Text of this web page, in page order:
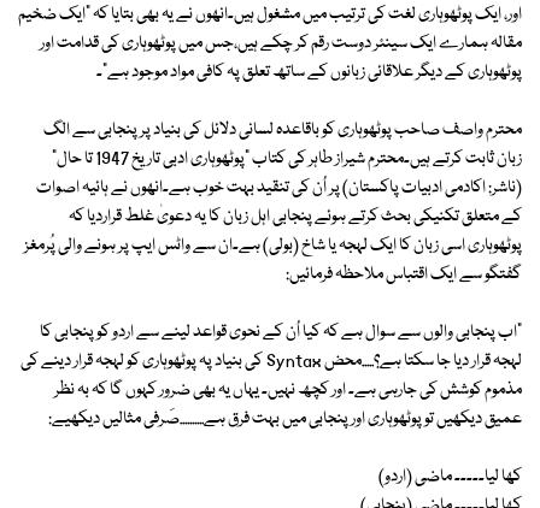
اور، ایک پوٹھوہاری لغت کی ترتیب میں مشغول ہیں۔انھوں نے یہ بھی بتایا کہ "ایک ضخیم
مقالہ ہمارے ایک سینئر دوست رقم کر چکے ہیں،جس میں پوٹھوہاری کی قدامت اور
پوٹھوہاری کے دیگر علاقائی زبانوں کے ساتھ تعلق پہ کافی مواد موجود ہے"۔
محترم واصف صاحب پوٹھوہاری کو باقاعدہ لسانی دلائل کی بنیاد پر پنجابی سے الگ
زبان ثابت کرتے ہیں۔محترم شیراز طاہر کی کتاب "پوٹھوہاری ادبی تاریخ 1947 تا حال"
(ناشر: اکادمی ادبیات پاکستان) پر اُن کی تنقید بہت خوب ہے۔انھوں نے ہائیہ اصوات
کے متعلق تکنیکی بحث کرتے ہوئے پنجابی اہل زبان کا یہ دعویٰ غلط قراردیا کہ
پوٹھوہاری اسی زبان کا ایک لہجہ یا شاخ (بولی) ہے۔ان سے واٹس ایپ پر ہونے والی پُرمغز
گفتگو سے ایک اقتباس ملاحظہ فرمائیں:
"اب پنجابی والوں سے سوال ہے کہ کیا اُن کے نحوی قواعد لینے سے اردو کوپنجابی کا
لہجہ قرار دیا جا سکتا ہے؟.....محض Syntax کی بنیاد پہ پوٹھوہاری کو لہجہ قرار دینے کی
مذموم کوشش کی جارہی ہے۔ اور کچھ نہیں۔ یہاں یہ بھی ضرور کہوں گا کہ بہ نظر
عمیق دیکھیں تو پوٹھوہاری اور پنجابی میں بہت فرق ہے..........صَرفی مثالیں دیکھیے:
کھا لیا۔۔۔۔۔ ماضی (اردو)